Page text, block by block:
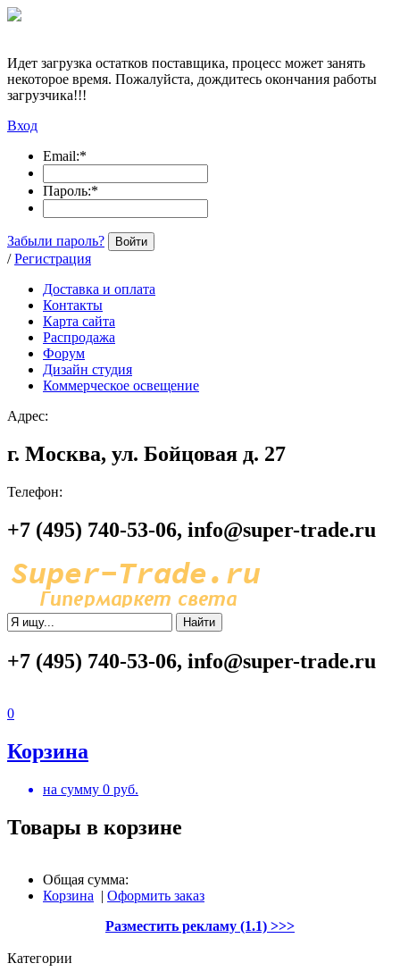
Идет загрузка остатков поставщика, процесс может занять
некоторое время. Пожалуйста, дождитесь окончания работы
загрузчика!!!
Вход
Email:*
Пароль:*
Забыли пароль? Войти
/ Регистрация
Доставка и оплата
Контакты
Карта сайта
Распродажа
Форум
Дизайн студия
Коммерческое освещение
Адрес:
г. Москва, ул. Бойцовая д. 27
Телефон:
+7 (495) 740-53-06, info@super-trade.ru
Найти
+7 (495) 740-53-06, info@super-trade.ru
0
Корзина
на сумму 0 руб.
Товары в корзине
Общая сумма:
Корзина | Оформить заказ
Разместить рекламу (1.1) >>>
Категории